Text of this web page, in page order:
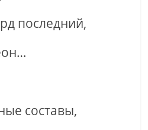
последний,
составы,